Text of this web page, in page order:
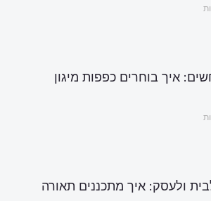
איך בוחרים כפפות מיגון
ולעסק: איך מתכננים תאורה